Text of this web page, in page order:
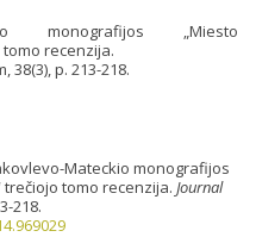
monografijos „Miesto
recenzija.
p. 213-218.
Mateckio monografijos
trečiojo tomo recenzija. Journal
218.